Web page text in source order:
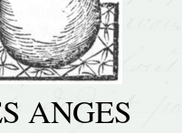
ANGES